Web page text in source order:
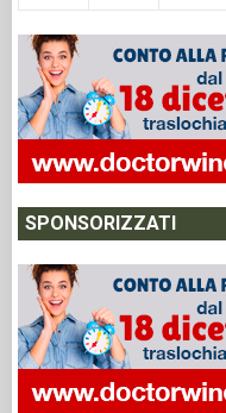
SPONSORIZZATI